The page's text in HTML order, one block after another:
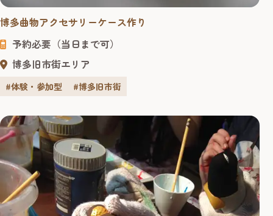
博多曲物アクセサリーケース作り
予約必要（当日まで可）
博多旧市街エリア
#体験・参加型 #博多旧市街